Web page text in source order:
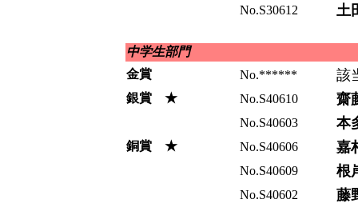
No.S30612 土
中学生部門
金賞
No.****** 該
銀賞 ★ No.S40610 齋
銅賞 ★
No.S40603 本
No.S40606 嘉
No.S40609 根
No.S40602 藤